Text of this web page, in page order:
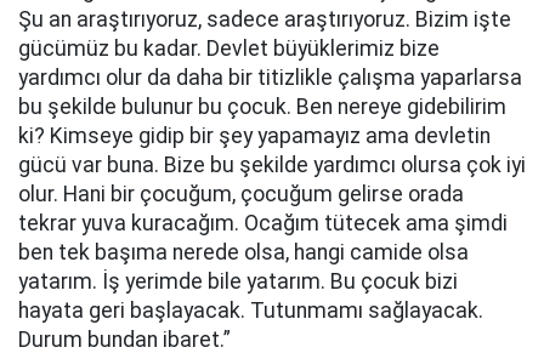
Şu an araştırıyoruz, sadece araştırıyoruz. Bizim işte
gücümüz bu kadar. Devlet büyüklerimiz bize
yardımcı olur da daha bir titizlikle çalışma yaparlarsa
bu şekilde bulunur bu çocuk. Ben nereye gidebilirim
ki? Kimseye gidip bir şey yapamayız ama devletin
gücü var buna. Bize bu şekilde yardımcı olursa çok iyi
olur. Hani bir çocuğum, çocuğum gelirse orada
tekrar yuva kuracağım. Ocağım tütecek ama şimdi
ben tek başıma nerede olsa, hangi camide olsa
yatarım. İş yerimde bile yatarım. Bu çocuk bizi
hayata geri başlayacak. Tutunmamı sağlayacak.
Durum bundan ibaret.”